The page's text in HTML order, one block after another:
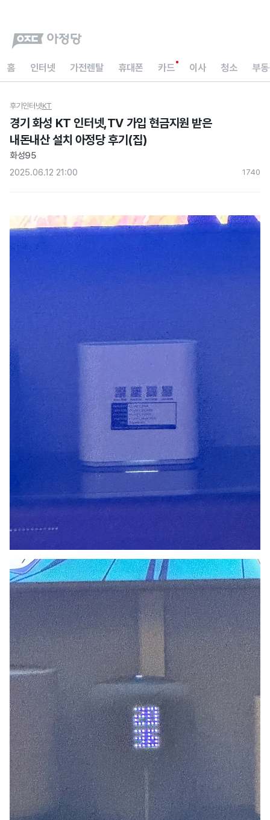
홈 인터넷 가전렌탈 휴대폰 카드 이사 청소 부
후기 인터넷KT
경기 화성 KT 인터넷,TV 가입 현금지원 받은
내돈내산 설치 아정당 후기(집)
화성95
2025.06.12 21:00
1740